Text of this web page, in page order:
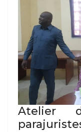
Atelier